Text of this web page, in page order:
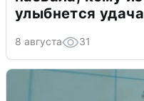
улыбнется удача
8 августа 31